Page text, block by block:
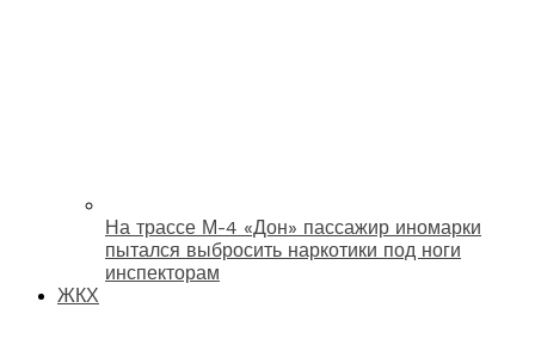
На трассе М-4 «Дон» пассажир иномарки
пытался выбросить наркотики под ноги
инспекторам
ЖКХ